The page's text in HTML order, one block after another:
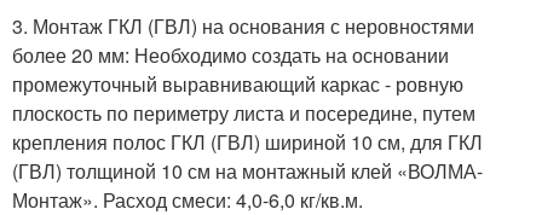
3. Монтаж ГКЛ (ГВЛ) на основания с неровностями
более 20 мм: Необходимо создать на основании
промежуточный выравнивающий каркас - ровную
плоскость по периметру листа и посередине, путем
крепления полос ГКЛ (ГВЛ) шириной 10 см, для ГКЛ
(ГВЛ) толщиной 10 см на монтажный клей «ВОЛМА-
Монтаж». Расход смеси: 4,0-6,0 кг/кв.м.